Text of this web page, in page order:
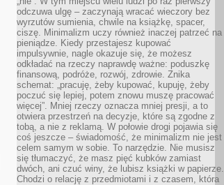
odczuwa ulgę – zaczynają wracać wieczory bez
wyrzutów sumienia, chwile na książkę, spacer,
ciszę. Minimalizm uczy również inaczej patrzeć na
pieniądze. Kiedy przestajesz kupować
impulsywnie, nagle okazuje się, że możesz
odkładać na rzeczy naprawdę ważne: poduszkę
finansową, podróże, rozwój, zdrowie. Znika
schemat: „pracuję, żeby kupować, kupuję, żeby
poczuć się lepiej, potem znowu muszę pracować
więcej”. Mniej rzeczy oznacza mniej presji, a to
otwiera przestrzeń na decyzje, które są zgodne z
tobą, a nie z reklamą. W połowie drogi pojawia się
coś jeszcze – świadomość, że minimalizm nie jest
celem samym w sobie. To narzędzie. Nie musisz
się tłumaczyć, że masz pięć kubków zamiast
dwóch, ani czuć winy, że lubisz książki w papierze.
Chodzi o relację z przedmiotami i z czasem, która